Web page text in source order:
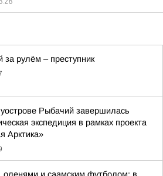
за рулём – преступник
Рыбачий завершилась
экспедиция в рамках проекта
Арктика»